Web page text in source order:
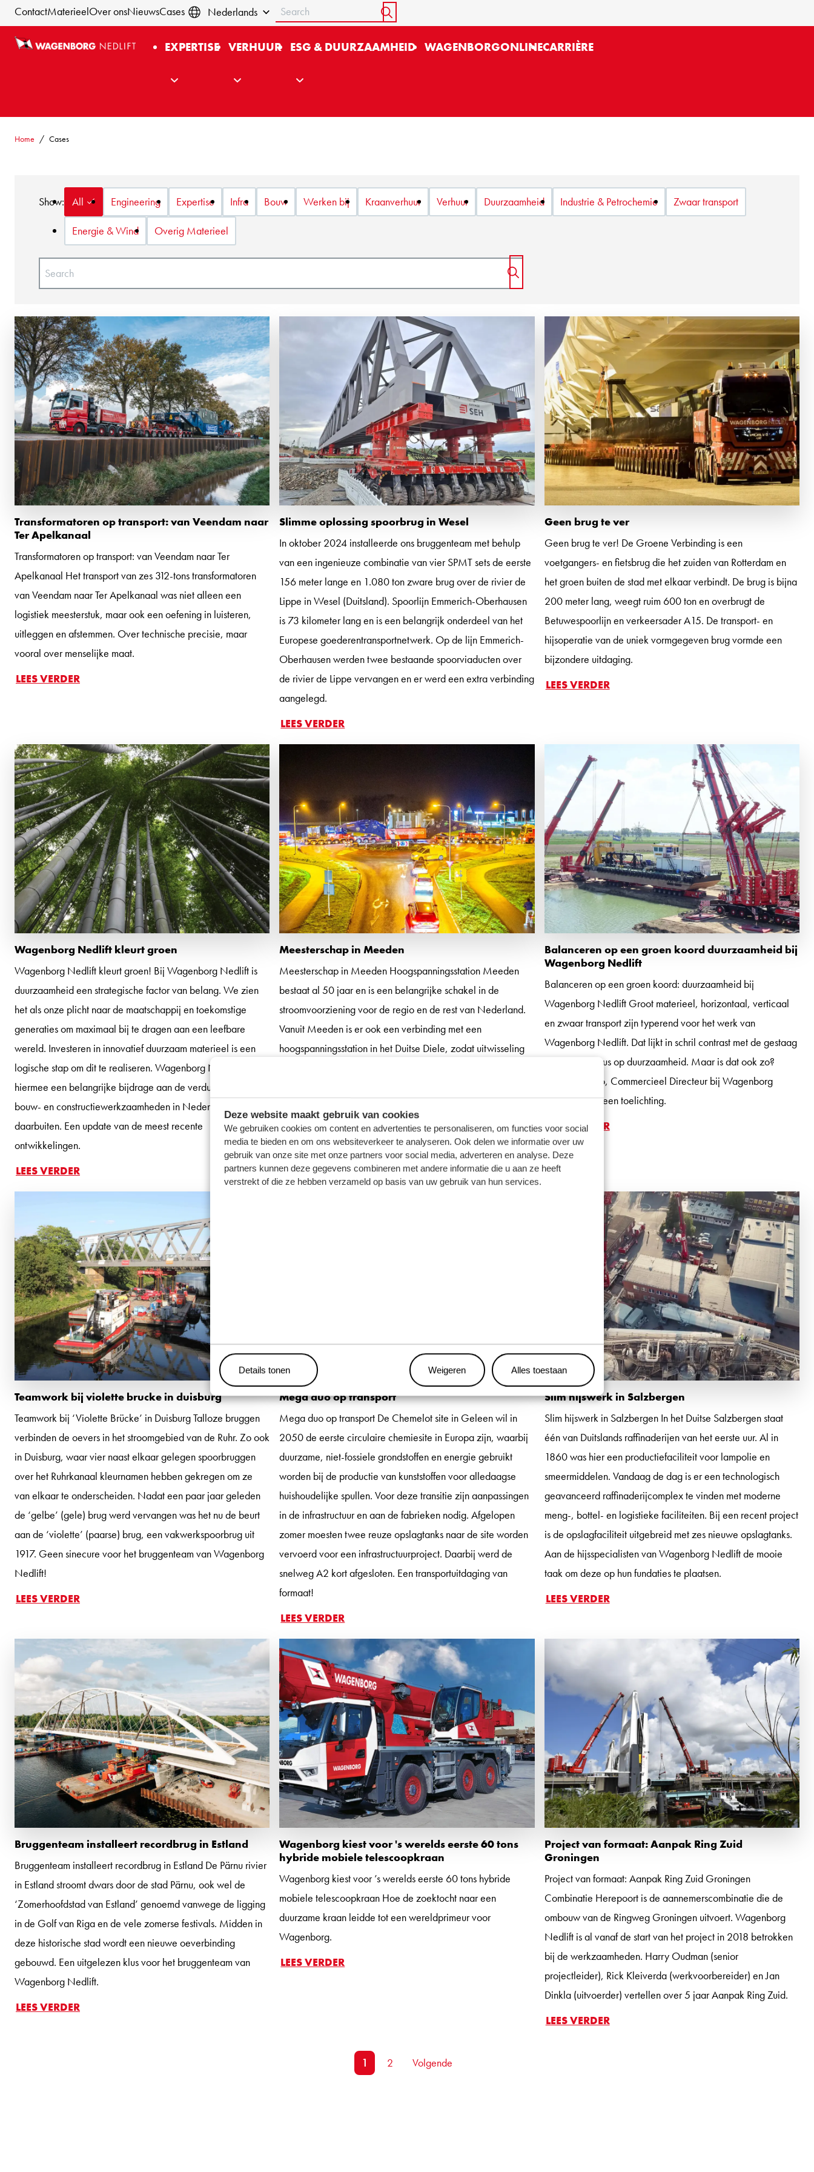
Deze website maakt gebruik van cookies
We gebruiken cookies om content en advertenties te personaliseren, om functies voor social
media te bieden en om ons websiteverkeer te analyseren. Ook delen we informatie over uw
gebruik van onze site met onze partners voor social media, adverteren en analyse. Deze
partners kunnen deze gegevens combineren met andere informatie die u aan ze heeft
verstrekt of die ze hebben verzameld op basis van uw gebruik van hun services.
Details tonen Weigeren Alles toestaan
ContactMaterieelOver onsNieuwsCases Nederlands Search
START SEARCH
EXPERTISE VERHUUR ESG & DUURZAAMHEID WAGENBORGONLINECARRIÈRE
Home Cases
Show: All Engineering Expertise Infra Bouw Werken bij Kraanverhuur Verhuur Duurzaamheid Industrie & Petrochemie Zwaar transport
Energie & Wind Overig Materieel
Naam:
START SEARCH
Transformatoren op transport: van Veendam naar
Ter Apelkanaal
Transformatoren op transport: van Veendam naar Ter
Apelkanaal Het transport van zes 312-tons transformatoren
van Veendam naar Ter Apelkanaal was niet alleen een
logistiek meesterstuk, maar ook een oefening in luisteren,
uitleggen en afstemmen. Over technische precisie, maar
vooral over menselijke maat.
LEES VERDER
Slimme oplossing spoorbrug in Wesel
In oktober 2024 installeerde ons bruggenteam met behulp
van een ingenieuze combinatie van vier SPMT sets de eerste
156 meter lange en 1.080 ton zware brug over de rivier de
Lippe in Wesel (Duitsland). Spoorlijn Emmerich-Oberhausen
is 73 kilometer lang en is een belangrijk onderdeel van het
Europese goederentransportnetwerk. Op de lijn Emmerich-
Oberhausen werden twee bestaande spoorviaducten over
de rivier de Lippe vervangen en er werd een extra verbinding
aangelegd.
LEES VERDER
Geen brug te ver
Geen brug te ver! De Groene Verbinding is een
voetgangers- en fietsbrug die het zuiden van Rotterdam en
het groen buiten de stad met elkaar verbindt. De brug is bijna
200 meter lang, weegt ruim 600 ton en overbrugt de
Betuwespoorlijn en verkeersader A15. De transport- en
hijsoperatie van de uniek vormgegeven brug vormde een
bijzondere uitdaging.
LEES VERDER
Wagenborg Nedlift kleurt groen
Wagenborg Nedlift kleurt groen! Bij Wagenborg Nedlift is
duurzaamheid een strategische factor van belang. We zien
het als onze plicht naar de maatschappij en toekomstige
generaties om maximaal bij te dragen aan een leefbare
wereld. Investeren in innovatief duurzaam materieel is een
logische stap om dit te realiseren. Wagenborg Nedlift levert
hiermee een belangrijke bijdrage aan de verduurzaming van
bouw- en constructiewerkzaamheden in Nederland én
daarbuiten. Een update van de meest recente
ontwikkelingen.
LEES VERDER
Meesterschap in Meeden
Meesterschap in Meeden Hoogspanningsstation Meeden
bestaat al 50 jaar en is een belangrijke schakel in de
stroomvoorziening voor de regio en de rest van Nederland.
Vanuit Meeden is er ook een verbinding met een
hoogspanningsstation in het Duitse Diele, zodat uitwisseling
Balanceren op een groen koord duurzaamheid bij
Wagenborg Nedlift
Balanceren op een groen koord: duurzaamheid bij
Wagenborg Nedlift Groot materieel, horizontaal, verticaal
en zwaar transport zijn typerend voor het werk van
Wagenborg Nedlift. Dat lijkt in schril contrast met de gestaag
groeiende focus op duurzaamheid. Maar is dat ook zo?
Johan Dorgelo, Commercieel Directeur bij Wagenborg
Nedlift, geeft een toelichting.
LEES VERDER
Teamwork bij violette brucke in duisburg
Teamwork bij ‘Violette Brücke’ in Duisburg Talloze bruggen
verbinden de oevers in het stroomgebied van de Ruhr. Zo ook
in Duisburg, waar vier naast elkaar gelegen spoorbruggen
over het Ruhrkanaal kleurnamen hebben gekregen om ze
van elkaar te onderscheiden. Nadat een paar jaar geleden
de ‘gelbe’ (gele) brug werd vervangen was het nu de beurt
aan de ‘violette’ (paarse) brug, een vakwerkspoorbrug uit
1917. Geen sinecure voor het bruggenteam van Wagenborg
Nedlift!
LEES VERDER
Mega duo op transport
Mega duo op transport De Chemelot site in Geleen wil in
2050 de eerste circulaire chemiesite in Europa zijn, waarbij
duurzame, niet-fossiele grondstoffen en energie gebruikt
worden bij de productie van kunststoffen voor alledaagse
huishoudelijke spullen. Voor deze transitie zijn aanpassingen
in de infrastructuur en aan de fabrieken nodig. Afgelopen
zomer moesten twee reuze opslagtanks naar de site worden
vervoerd voor een infrastructuurproject. Daarbij werd de
snelweg A2 kort afgesloten. Een transportuitdaging van
formaat!
LEES VERDER
Slim hijswerk in Salzbergen
Slim hijswerk in Salzbergen In het Duitse Salzbergen staat
één van Duitslands raffinaderijen van het eerste uur. Al in
1860 was hier een productiefaciliteit voor lampolie en
smeermiddelen. Vandaag de dag is er een technologisch
geavanceerd raffinaderijcomplex te vinden met moderne
meng-, bottel- en logistieke faciliteiten. Bij een recent project
is de opslagfaciliteit uitgebreid met zes nieuwe opslagtanks.
Aan de hijsspecialisten van Wagenborg Nedlift de mooie
taak om deze op hun fundaties te plaatsen.
LEES VERDER
Bruggenteam installeert recordbrug in Estland
Bruggenteam installeert recordbrug in Estland De Pärnu rivier
in Estland stroomt dwars door de stad Pärnu, ook wel de
‘Zomerhoofdstad van Estland’ genoemd vanwege de ligging
in de Golf van Riga en de vele zomerse festivals. Midden in
deze historische stad wordt een nieuwe oeverbinding
gebouwd. Een uitgelezen klus voor het bruggenteam van
Wagenborg Nedlift.
LEES VERDER
Wagenborg kiest voor 's werelds eerste 60 tons
hybride mobiele telescoopkraan
Wagenborg kiest voor ’s werelds eerste 60 tons hybride
mobiele telescoopkraan Hoe de zoektocht naar een
duurzame kraan leidde tot een wereldprimeur voor
Wagenborg.
LEES VERDER
Project van formaat: Aanpak Ring Zuid
Groningen
Project van formaat: Aanpak Ring Zuid Groningen
Combinatie Herepoort is de aannemerscombinatie die de
ombouw van de Ringweg Groningen uitvoert. Wagenborg
Nedlift is al vanaf de start van het project in 2018 betrokken
bij de werkzaamheden. Harry Oudman (senior
projectleider), Rick Kleiverda (werkvoorbereider) en Jan
Dinkla (uitvoerder) vertellen over 5 jaar Aanpak Ring Zuid.
LEES VERDER
1 2 Volgende